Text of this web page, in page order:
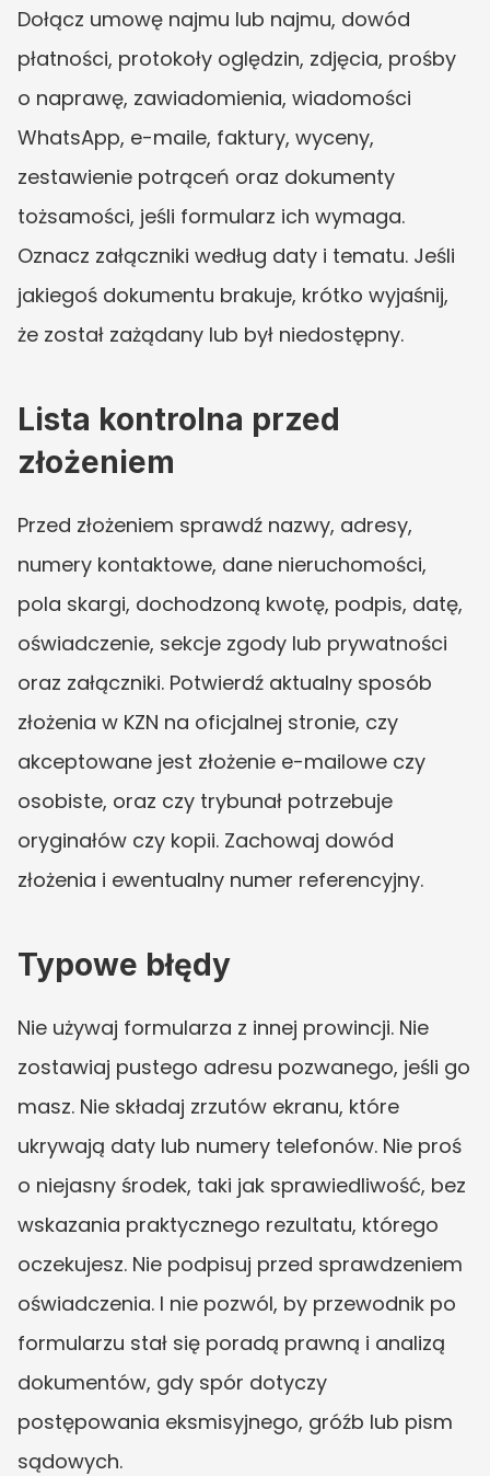
Dołącz umowę najmu lub najmu, dowód
płatności, protokoły oględzin, zdjęcia, prośby
o naprawę, zawiadomienia, wiadomości
WhatsApp, e-maile, faktury, wyceny,
zestawienie potrąceń oraz dokumenty
tożsamości, jeśli formularz ich wymaga.
Oznacz załączniki według daty i tematu. Jeśli
jakiegoś dokumentu brakuje, krótko wyjaśnij,
że został zażądany lub był niedostępny.
Lista kontrolna przed
złożeniem
Przed złożeniem sprawdź nazwy, adresy,
numery kontaktowe, dane nieruchomości,
pola skargi, dochodzoną kwotę, podpis, datę,
oświadczenie, sekcje zgody lub prywatności
oraz załączniki. Potwierdź aktualny sposób
złożenia w KZN na oficjalnej stronie, czy
akceptowane jest złożenie e-mailowe czy
osobiste, oraz czy trybunał potrzebuje
oryginałów czy kopii. Zachowaj dowód
złożenia i ewentualny numer referencyjny.
Typowe błędy
Nie używaj formularza z innej prowincji. Nie
zostawiaj pustego adresu pozwanego, jeśli go
masz. Nie składaj zrzutów ekranu, które
ukrywają daty lub numery telefonów. Nie proś
o niejasny środek, taki jak sprawiedliwość, bez
wskazania praktycznego rezultatu, którego
oczekujesz. Nie podpisuj przed sprawdzeniem
oświadczenia. I nie pozwól, by przewodnik po
formularzu stał się poradą prawną i analizą
dokumentów, gdy spór dotyczy
postępowania eksmisyjnego, gróźb lub pism
sądowych.